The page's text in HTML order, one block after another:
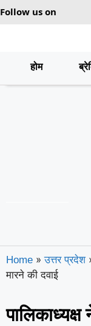
Follow us on
होम
Home » उत्तर प्रदेश
मारने की दवाई